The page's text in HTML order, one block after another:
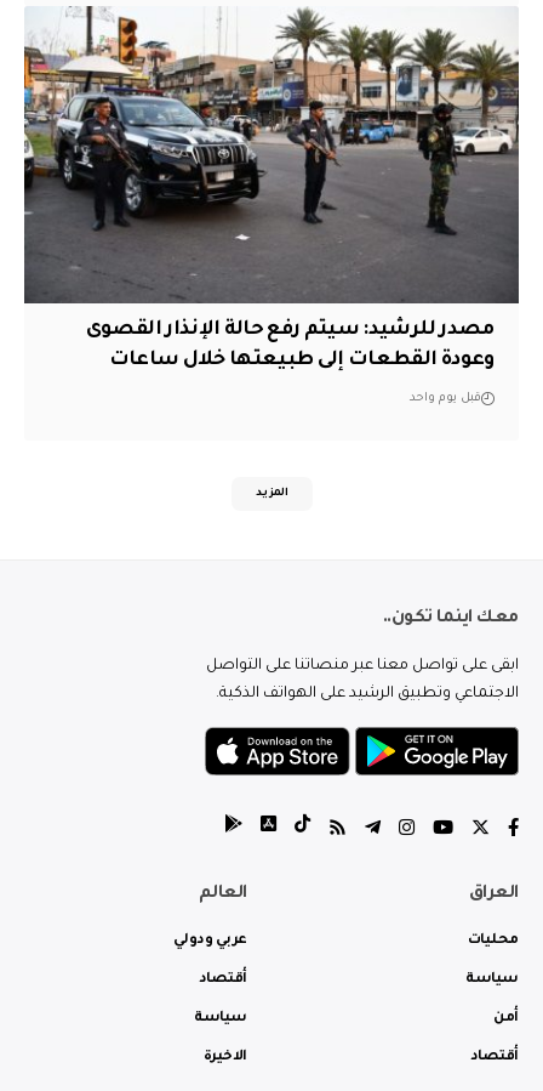
مصدر للرشيد: سيتم رفع حالة الإنذار القصوى
وعودة القطعات إلى طبيعتها خلال ساعات
قبل يوم واحد
المزيد
معك اينما تكون..
ابقى على تواصل معنا عبر منصاتنا على التواصل
الاجتماعي وتطبيق الرشيد على الهواتف الذكية.
العراق
محليات
سياسة
أمن
أقتصاد
العالم
عربي ودولي
أقتصاد
سياسة
الاخيرة